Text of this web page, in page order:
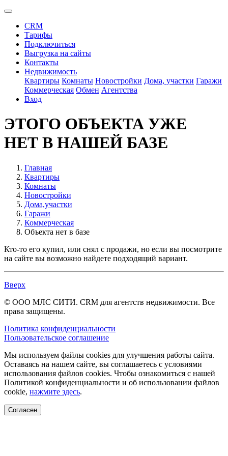
CRM
Тарифы
Подключиться
Выгрузка на сайты
Контакты
Недвижимость
Квартиры Комнаты Новостройки Дома, участки Гаражи
Коммерческая Обмен Агентства
Вход
ЭТОГО ОБЪЕКТА УЖЕ
НЕТ В НАШЕЙ БАЗЕ
Главная
Квартиры
Комнаты
Новостройки
Дома,участки
Гаражи
Коммерческая
Объекта нет в базе
Кто-то его купил, или снял с продажи, но если вы посмотрите
на сайте вы возможно найдете подходящий вариант.
Вверх
© ООО МЛС СИТИ. CRM для агентств недвижимости. Все
права защищены.
Политика конфиденциальности
Пользовательское соглашение
Мы используем файлы cookies для улучшения работы сайта.
Оставаясь на нашем сайте, вы соглашаетесь с условиями
использования файлов cookies. Чтобы ознакомиться с нашей
Политикой конфиденциальности и об использовании файлов
cookie, нажмите здесь.
Согласен